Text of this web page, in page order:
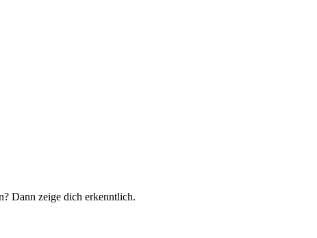
Dann zeige dich erkenntlich.